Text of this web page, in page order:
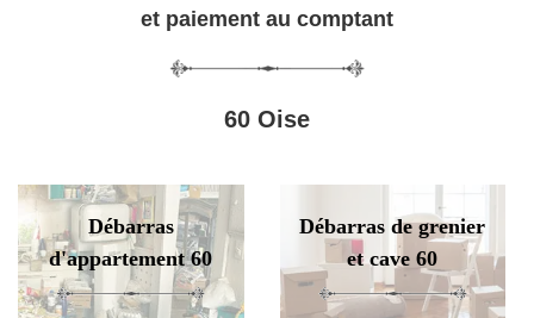
et paiement au comptant
60 Oise
Débarras
d'appartement 60
Débarras de grenier
et cave 60